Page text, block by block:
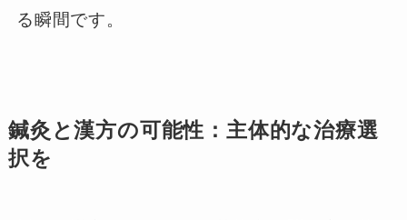
る瞬間です。
鍼灸と漢方の可能性：主体的な治療選
択を